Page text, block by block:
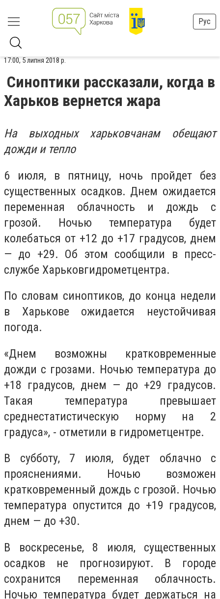
Рус
17:00, 5 липня 2018 р.
Синоптики рассказали, когда в
Харьков вернется жара
На выходных харьковчанам обещают
дожди и тепло
6 июля, в пятницу, ночь пройдет без
существенных осадков. Днем ожидается
переменная облачность и дождь с
грозой. Ночью температура будет
колебаться от +12 до +17 градусов, днем
— до +29. Об этом сообщили в пресс-
службе Харьковгидрометцентра.
По словам синоптиков, до конца недели
в Харькове ожидается неустойчивая
погода.
«Днем возможны кратковременные
дожди с грозами. Ночью температура до
+18 градусов, днем — до +29 градусов.
Такая температура превышает
среднестатистическую норму на 2
градуса», - отметили в гидрометцентре.
В субботу, 7 июля, будет облачно с
прояснениями. Ночью возможен
кратковременный дождь с грозой. Ночью
температура опустится до +19 градусов,
днем — до +30.
В воскресенье, 8 июля, существенных
осадков не прогнозируют. В городе
сохранится переменная облачность.
Ночью температура будет держаться на